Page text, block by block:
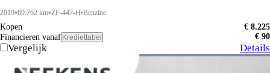
2019 69.762 km ZF-447-H Benzine
Kopen
€ 8.225
Financieren vanaf Krediettabel € 90
Vergelijk Details